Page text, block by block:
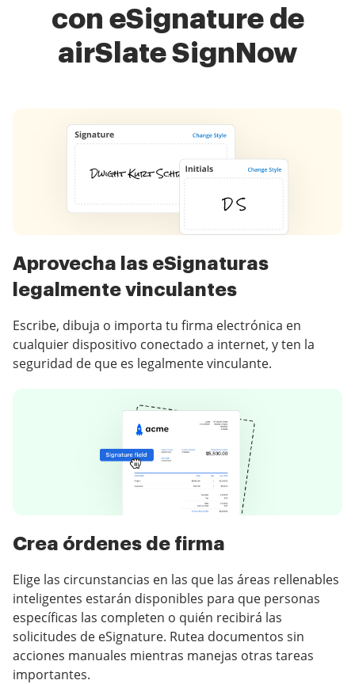
con eSignature de
airSlate SignNow
Aprovecha las eSignaturas
legalmente vinculantes
Escribe, dibuja o importa tu firma electrónica en
cualquier dispositivo conectado a internet, y ten la
seguridad de que es legalmente vinculante.
Crea órdenes de firma
Elige las circunstancias en las que las áreas rellenables
inteligentes estarán disponibles para que personas
específicas las completen o quién recibirá las
solicitudes de eSignature. Rutea documentos sin
acciones manuales mientras manejas otras tareas
importantes.